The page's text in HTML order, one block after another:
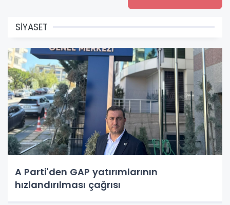
SİYASET
A Parti'den GAP yatırımlarının
hızlandırılması çağrısı